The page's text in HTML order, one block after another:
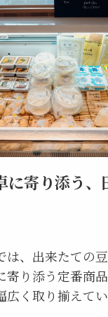
に寄り添う、
は、出来たての豆
寄り添う定番商
く取り揃えてい